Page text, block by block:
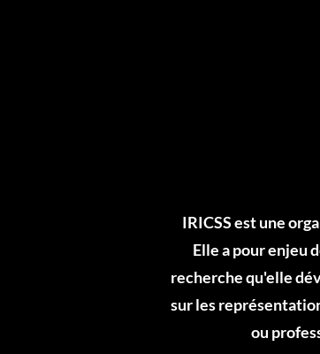
IRICSS est une
Elle a pour enjeu
recherche qu'elle
sur les
ou